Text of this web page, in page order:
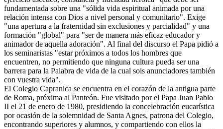
fundamentada sobre una "sólida vida espiritual animada por una
relación intensa con Dios a nivel personal y comunitario". Exige
"una apertura a la fraternidad sin exclusiones y parcialidad" y una
formación "global" para "ser de manera más eficaz educador y
animador de aquella adoración". Al final del discurso el Papa pidió a
los seminaristas "estar próximos a todos los hombres que
encuentren, no permitiendo que ninguna cultura pueda ser una
barrera para la Palabra de vida de la cual sois anunciadores también
con vuestra vida".
El Colegio Capranica se encuentra en el corazón de la antigua parte
de Roma, próxima al Panteón. Fue visitado por el Papa Juan Pablo
II el 21 de enero de 1980, presidiendo la concelebración eucarística
por ocasión de la solemnidad de Santa Agnes, patrona del Colegio,
encontrando superiores y alumnos, y compartiendo con ellos la